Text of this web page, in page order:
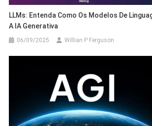
LLMs: Entenda Como Os Modelos De
A IA Generativa
06/09/2025 Willian P Ferguson